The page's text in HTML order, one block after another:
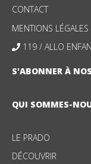
QUI SOMMES-
LE PRADO
DÉCOUVRIR
CONTACT
MENTIONS LÉGALES
119 / ALLO
S'ABONNER À